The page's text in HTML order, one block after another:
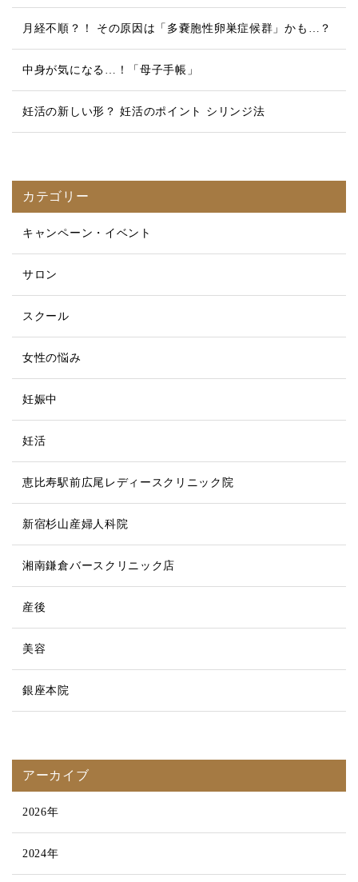
月経不順？！ その原因は「多嚢胞性卵巣症候群」かも…？
中身が気になる…！「母子手帳」
妊活の新しい形？ 妊活のポイント シリンジ法
カテゴリー
キャンペーン・イベント
サロン
スクール
女性の悩み
妊娠中
妊活
恵比寿駅前広尾レディースクリニック院
新宿杉山産婦人科院
湘南鎌倉バースクリニック店
産後
美容
銀座本院
アーカイブ
2026年
2024年